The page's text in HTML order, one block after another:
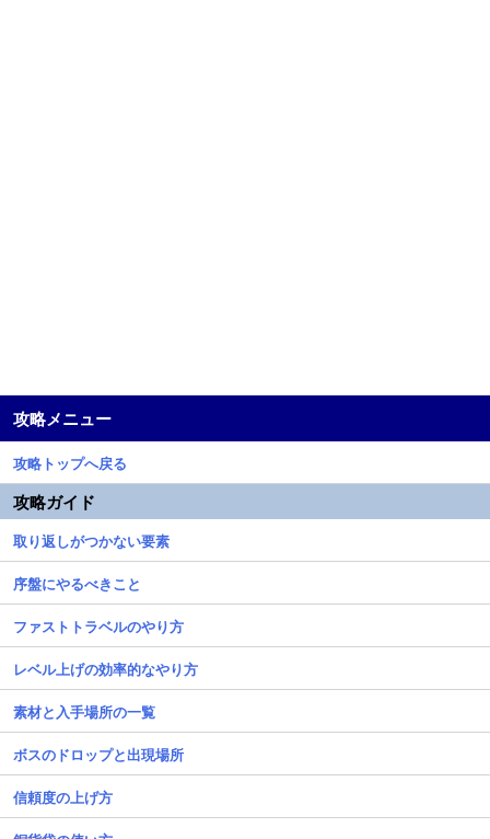
攻略メニュー
攻略トップへ戻る
攻略ガイド
取り返しがつかない要素
序盤にやるべきこと
ファストトラベルのやり方
レベル上げの効率的なやり方
素材と入手場所の一覧
ボスのドロップと出現場所
信頼度の上げ方